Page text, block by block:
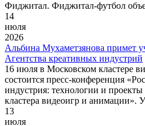
Фиджитал. Фиджитал-футбол
14
июля
2026
Альбина Мухаметзянова примет
Агентства креативных индустрий
16 июля в Московском кластере
состоится пресс-конференция
индустрия: технологии и
кластера видеоигр и анимации».
13
июля